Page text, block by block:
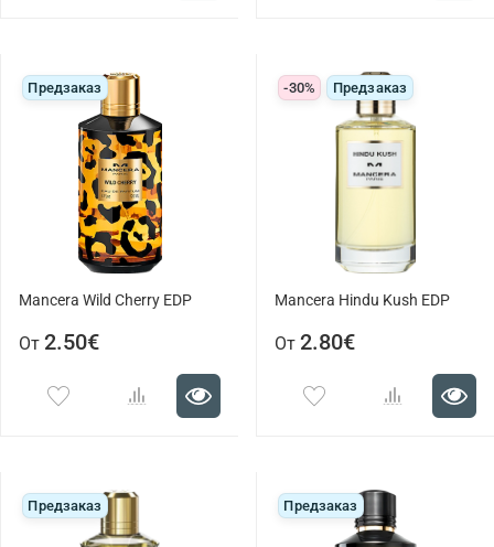
Предзаказ
Mancera Wild Cherry EDP
От 2.50€
-30% Предзаказ
Mancera Hindu Kush EDP
От 2.80€
Предзаказ Предзаказ